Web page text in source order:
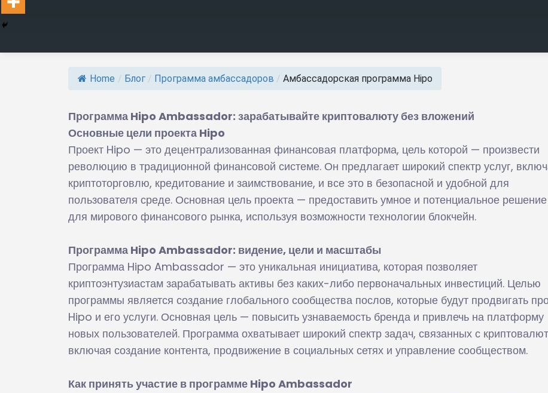
Home / Блог / Программа амбассадоров / Амбассадорская программа Hipo
Программа Hipo Ambassador: зарабатывайте криптовалюту без вложений
Основные цели проекта Hipo
Проект Hipo — это децентрализованная финансовая платформа, цель которой — произвести
революцию в традиционной финансовой системе. Он предлагает широкий спектр услуг,
криптоторговлю, кредитование и заимствование, и все это в безопасной и удобной для
пользователя среде. Основная цель проекта — предоставить умное и потенциальное решение
для мирового финансового рынка, используя возможности технологии блокчейн.
Программа Hipo Ambassador: видение, цели и масштабы
Программа Hipo Ambassador — это уникальная инициатива, которая позволяет
криптоэнтузиастам зарабатывать активы без каких-либо первоначальных инвестиций. Целью
программы является создание глобального сообщества послов, которые будут продвигать
Hipo и его услуги. Основная цель — повысить узнаваемость бренда и привлечь на платформу
новых пользователей. Программа охватывает широкий спектр задач, связанных с
включая создание контента, продвижение в социальных сетях и управление сообществом.
Как принять участие в программе Hipo Ambassador